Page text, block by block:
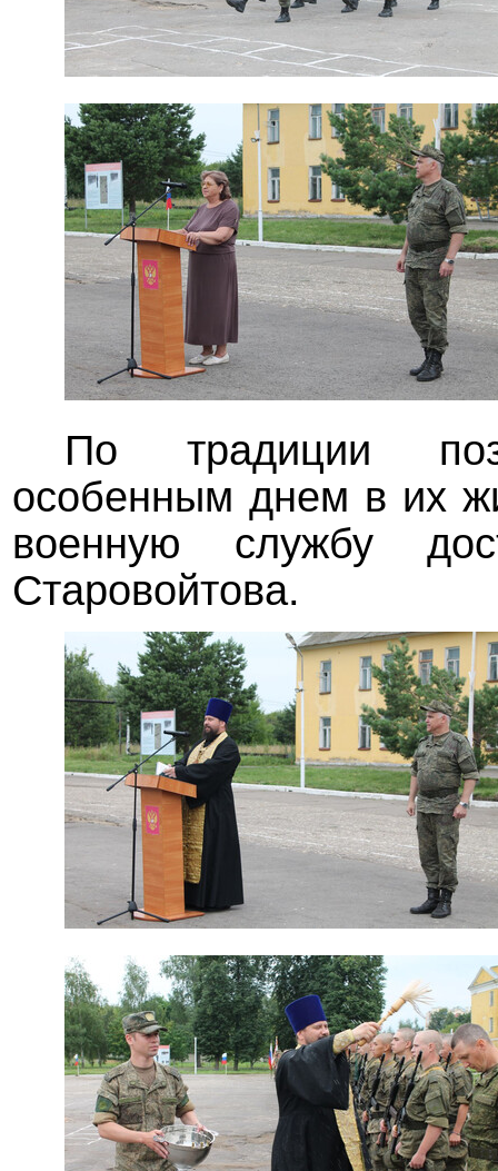
По традиции
особенным днем в их
военную службу
Старовойтова.